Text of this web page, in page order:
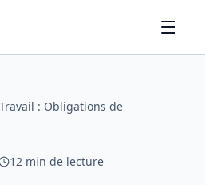
: Obligations de
12 min de lecture